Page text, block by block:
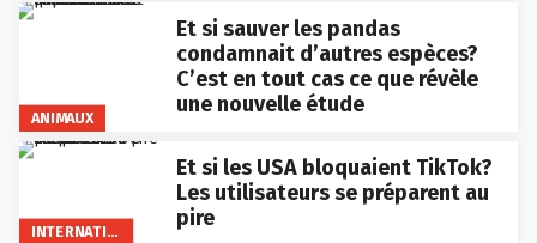
ANIMAUX
Et si sauver les pandas
condamnait d’autres espèces?
C’est en tout cas ce que révèle
une nouvelle étude
INTERNATIONAL
Et si les USA bloquaient TikTok?
Les utilisateurs se préparent au
pire